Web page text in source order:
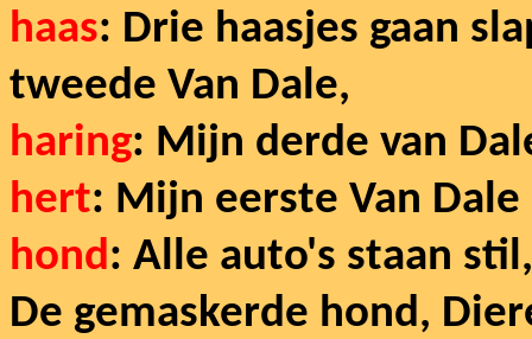
haas: Drie haasjes gaan
tweede Van Dale,
haring: Mijn derde van
hert: Mijn eerste Van Dale
hond: Alle auto's staan
De gemaskerde hond,